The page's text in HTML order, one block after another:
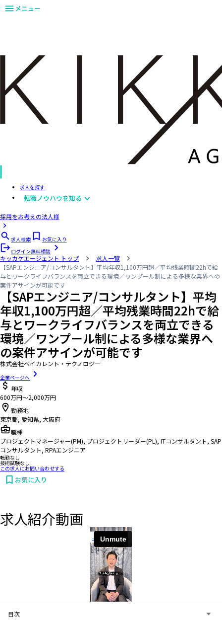
メニュー
求人を探す
転職ノウハウを知る
採用をお考えの法人様
求人検索
お気に入り
ログイン無料相談
キッカケエージェント トップ
求人一覧
【SAPエンジニア/コンサルタント】平均年収1,100万円超／平均残業時間22hで給
与とワークライフバランスを両立できる環境／ワンプール制による多様な業界への
案件アサインが可能です
【SAPエンジニア/コンサルタント】平均
年収1,100万円超／平均残業時間22hで給
与とワークライフバランスを両立できる
環境／ワンプール制による多様な業界へ
の案件アサインが可能です
株式会社ベイカレント・テクノロジー
企業ページへ
年収
600万円〜2,000万円
勤務地
東京都, 愛知県, 大阪府
職種
プロジェクトマネージャー(PM), プロジェクトリーダー(PL), ITコンサルタント, SAP
コンサルタント, RPAエンジニア
転勤なし
技術試験なし
この求人にお問い合わせする
お気に入り
お問い合わせする
求人紹介動画
目次